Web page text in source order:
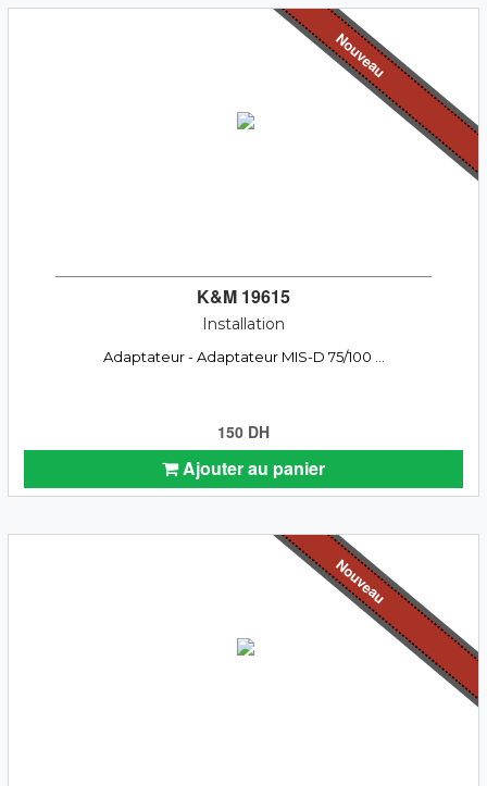
Nouveau
K&M 19615
Installation
Adaptateur - Adaptateur MIS-D 75/100 ...
150 DH
Ajouter au panier
Nouveau